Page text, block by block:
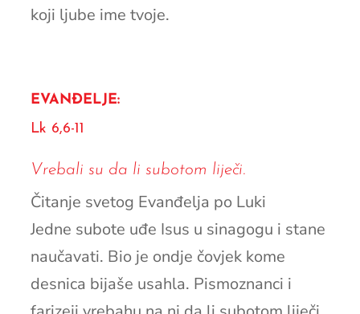
koji ljube ime tvoje.
EVANĐELJE:
Lk 6,6-11
Vrebali su da li subotom liječi.
Čitanje svetog Evanđelja po Luki
Jedne subote uđe Isus u sinagogu i stane
naučavati. Bio je ondje čovjek kome
desnica bijaše usahla. Pismoznanci i